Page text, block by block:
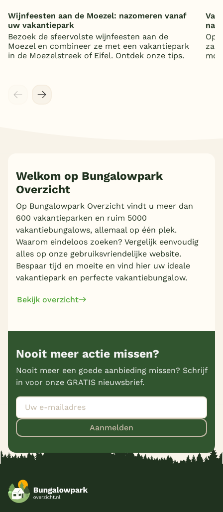
Wijnfeesten aan de Moezel: nazomeren vanaf
uw vakantiepark
Bezoek de sfeervolste wijnfeesten aan de
Moezel en combineer ze met een vakantiepark
in de Moezelstreek of Eifel. Ontdek onze tips.
Op
Welkom op Bungalowpark
Overzicht
Op Bungalowpark Overzicht vindt u meer dan
600 vakantieparken en ruim 5000
vakantiebungalows, allemaal op één plek.
Waarom eindeloos zoeken? Vergelijk eenvoudig
alles op onze gebruiksvriendelijke website.
Bespaar tijd en moeite en vind hier uw ideale
vakantiepark en perfecte vakantiebungalow.
Bekijk overzicht
Nooit meer actie missen?
Nooit meer een goede aanbieding missen? Schrijf
in voor onze GRATIS nieuwsbrief.
Aanmelden